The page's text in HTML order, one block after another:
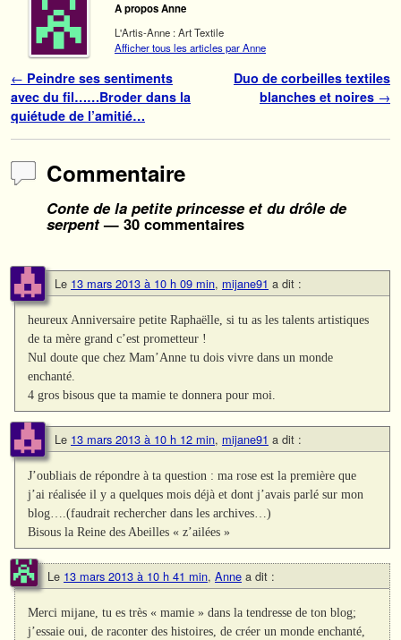
A propos Anne
L'Artis-Anne : Art Textile
Afficher tous les articles par Anne
Navigation des articles
← Peindre ses sentiments
avec du fil……Broder dans la
quiétude de l’amitié…
Duo de corbeilles textiles
blanches et noires →
Commentaire
Conte de la petite princesse et du drôle de
serpent— 30 commentaires
Le 13 mars 2013 à 10 h 09 min, mijane91 a dit :
heureux Anniversaire petite Raphaëlle, si tu as les talents artistiques
de ta mère grand c’est prometteur !
Nul doute que chez Mam’Anne tu dois vivre dans un monde
enchanté.
4 gros bisous que ta mamie te donnera pour moi.
Le 13 mars 2013 à 10 h 12 min, mijane91 a dit :
J’oubliais de répondre à ta question : ma rose est la première que
j’ai réalisée il y a quelques mois déjà et dont j’avais parlé sur mon
blog….(faudrait rechercher dans les archives…)
Bisous la Reine des Abeilles « z’ailées »
Le 13 mars 2013 à 10 h 41 min, Anne a dit :
Merci mijane, tu es très « mamie » dans la tendresse de ton blog;
j’essaie oui, de raconter des histoires, de créer un monde enchanté,